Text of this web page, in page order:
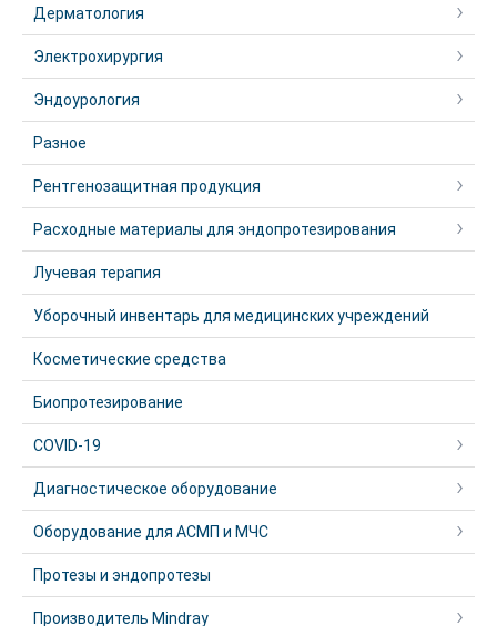
Дерматология
Электрохирургия
Эндоурология
Разное
Рентгенозащитная продукция
Расходные материалы для эндопротезирования
Лучевая терапия
Уборочный инвентарь для медицинских учреждений
Косметические средства
Биопротезирование
COVID-19
Диагностическое оборудование
Оборудование для АСМП и МЧС
Протезы и эндопротезы
Производитель Mindray